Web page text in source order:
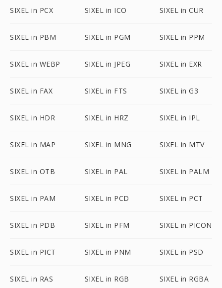
SIXEL in PCX SIXEL in ICO SIXEL in CUR
SIXEL in PBM SIXEL in PGM SIXEL in PPM
SIXEL in WEBP SIXEL in JPEG SIXEL in EXR
SIXEL in FAX SIXEL in FTS SIXEL in G3
SIXEL in HDR SIXEL in HRZ SIXEL in IPL
SIXEL in MAP SIXEL in MNG SIXEL in MTV
SIXEL in OTB SIXEL in PAL SIXEL in PALM
SIXEL in PAM SIXEL in PCD SIXEL in PCT
SIXEL in PDB SIXEL in PFM SIXEL in PICON
SIXEL in PICT SIXEL in PNM SIXEL in PSD
SIXEL in RAS SIXEL in RGB SIXEL in RGBA